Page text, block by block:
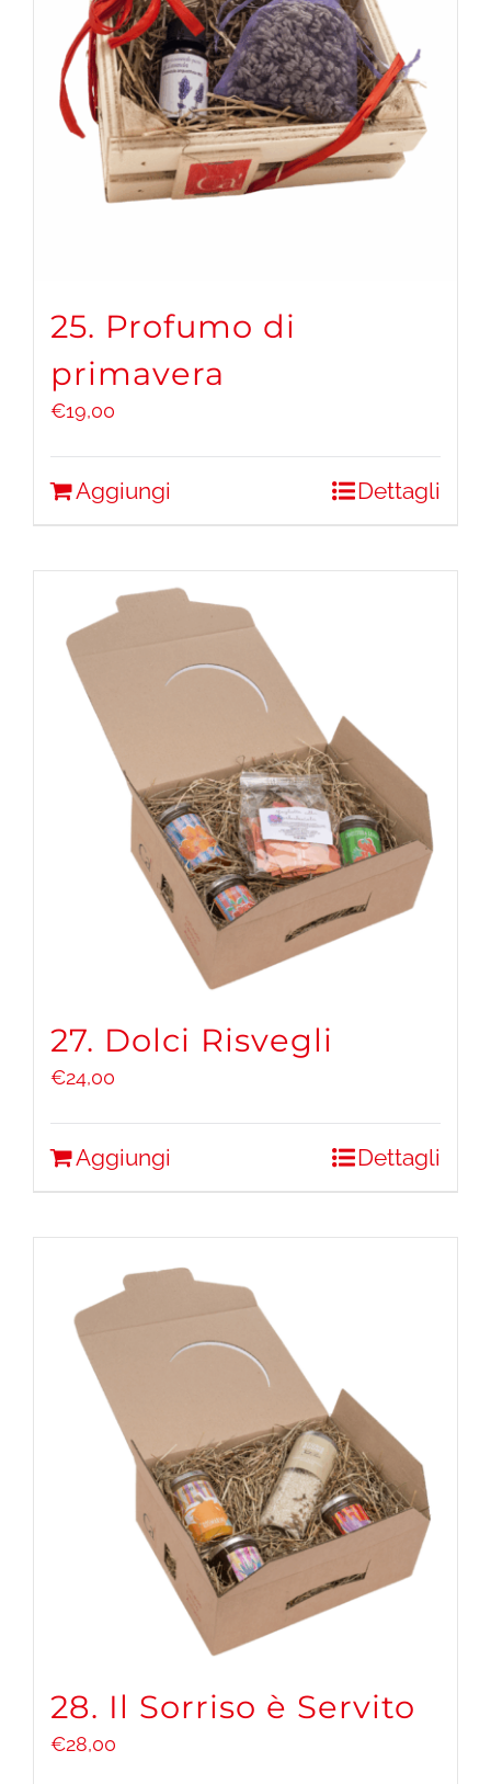
25. Profumo di
primavera
€19,00
Aggiungi Dettagli
27. Dolci Risvegli
€24,00
Aggiungi Dettagli
28. Il Sorriso è Servito
€28,00